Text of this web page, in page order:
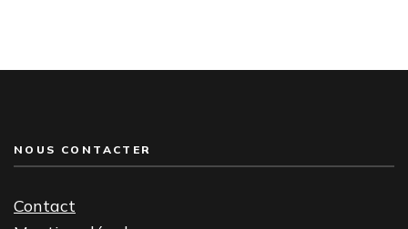
NOUS CONTACTER
Contact